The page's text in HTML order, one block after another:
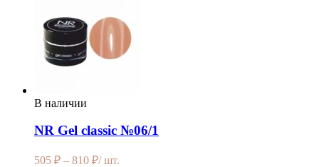
В наличии
NR Gel classic №06/1
505 ₽ – 810 ₽/ шт.